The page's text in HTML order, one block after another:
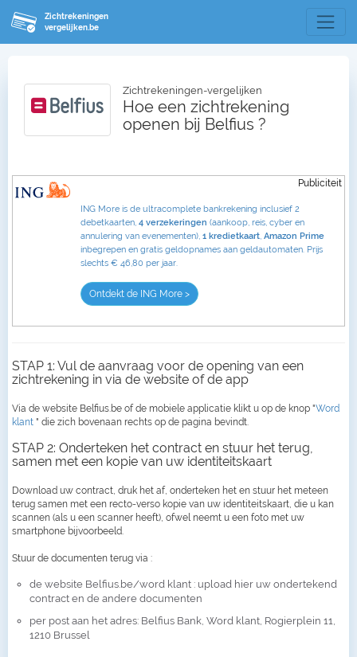
Zichtrekeningen
vergelijken.be
Zichtrekeningen-vergelijken
Hoe een zichtrekening
openen bij Belfius ?
Publiciteit
ING More is de ultracomplete bankrekening inclusief 2
debetkaarten, 4 verzekeringen (aankoop, reis, cyber en
annulering van evenementen), 1 kredietkaart, Amazon Prime
inbegrepen en gratis geldopnames aan geldautomaten. Prijs
slechts € 46,80 per jaar.
Ontdekt de ING More >
STAP 1: Vul de aanvraag voor de opening van een
zichtrekening in via de website of de app
Via de website Belfius.be of de mobiele applicatie klikt u op de knop "Word
klant " die zich bovenaan rechts op de pagina bevindt.
STAP 2: Onderteken het contract en stuur het terug,
samen met een kopie van uw identiteitskaart
Download uw contract, druk het af, onderteken het en stuur het meteen
terug samen met een recto-verso kopie van uw identiteitskaart, die u kan
scannen (als u een scanner heeft), ofwel neemt u een foto met uw
smartphone bijvoorbeeld.
Stuur de documenten terug via :
de website Belfius.be/word klant : upload hier uw ondertekend
contract en de andere documenten
per post aan het adres: Belfius Bank, Word klant, Rogierplein 11,
1210 Brussel